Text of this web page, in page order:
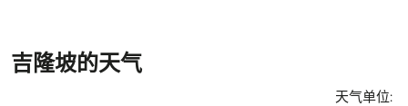
吉隆坡的天气
天气单位: